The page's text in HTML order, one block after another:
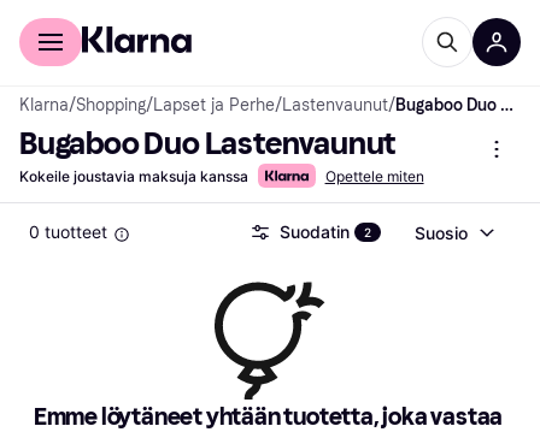
Kuluttajille
Klarna/Shopping/Lapset ja Perhe/Lastenvaunut/ Bugaboo Duo Lastenvaunut
Bugaboo Duo Lastenvaunut
Kokeile joustavia maksuja kanssa Opettele miten
0 tuotteet Suodatin 2 Suosio
Emme löytäneet yhtään tuotetta, joka vastaa